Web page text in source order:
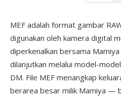
MEF adalah format gambar
digunakan oleh kamera digital
diperkenalkan bersama
dilanjutkan melalui model-
DM. File MEF menangkap
berarea besar milik Mamiya —